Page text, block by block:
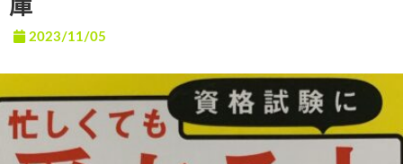
庫
2023/11/05